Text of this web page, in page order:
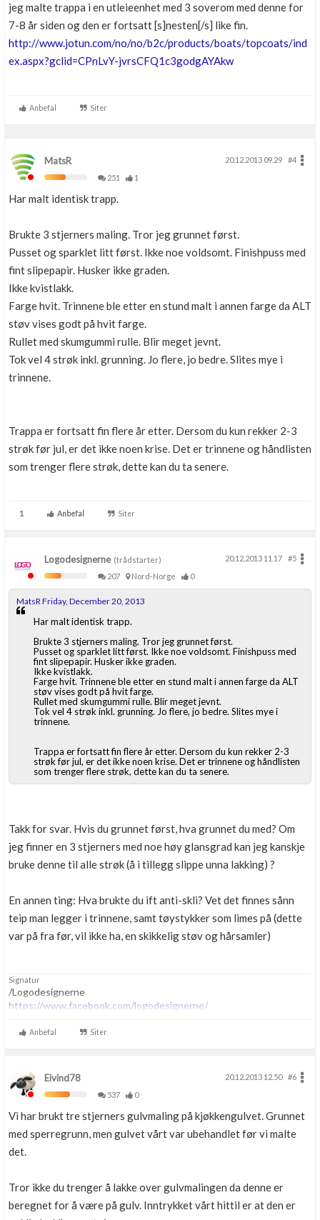
jeg malte trappa i en utleieenhet med 3 soverom med denne for
7-8 år siden og den er fortsatt [s]nesten[/s] like fin.
http://www.jotun.com/no/no/b2c/products/boats/topcoats/ind
ex.aspx?gclid=CPnLvY-jvrsCFQ1c3godgAYAkw
Anbefal Siter
MatsR 20.12.2013 09.29
#4
251
1
Har malt identisk trapp.
Brukte 3 stjerners maling. Tror jeg grunnet først.
Pusset og sparklet litt først. Ikke noe voldsomt. Finishpuss med
fint slipepapir. Husker ikke graden.
Ikke kvistlakk.
Farge hvit. Trinnene ble etter en stund malt i annen farge da ALT
støv vises godt på hvit farge.
Rullet med skumgummi rulle. Blir meget jevnt.
Tok vel 4 strøk inkl. grunning. Jo flere, jo bedre. Slites mye i
trinnene.
Trappa er fortsatt fin flere år etter. Dersom du kun rekker 2-3
strøk før jul, er det ikke noen krise. Det er trinnene og håndlisten
som trenger flere strøk, dette kan du ta senere.
1 Anbefal Siter
Logodesignerne(trådstarter) 20.12.2013 11.17
#5
207
Nord-Norge 0
MatsR Friday, December 20, 2013
Har malt identisk trapp.
Brukte 3 stjerners maling. Tror jeg grunnet først.
Pusset og sparklet litt først. Ikke noe voldsomt. Finishpuss med
fint slipepapir. Husker ikke graden.
Ikke kvistlakk.
Farge hvit. Trinnene ble etter en stund malt i annen farge da ALT
støv vises godt på hvit farge.
Rullet med skumgummi rulle. Blir meget jevnt.
Tok vel 4 strøk inkl. grunning. Jo flere, jo bedre. Slites mye i
trinnene.
Trappa er fortsatt fin flere år etter. Dersom du kun rekker 2-3
strøk før jul, er det ikke noen krise. Det er trinnene og håndlisten
som trenger flere strøk, dette kan du ta senere.
Takk for svar. Hvis du grunnet først, hva grunnet du med? Om
jeg finner en 3 stjerners med noe høy glansgrad kan jeg kanskje
bruke denne til alle strøk (å i tillegg slippe unna lakking) ?
En annen ting: Hva brukte du ift anti-skli? Vet det finnes sånn
teip man legger i trinnene, samt tøystykker som limes på (dette
var på fra før, vil ikke ha, en skikkelig støv og hårsamler)
Signatur
/Logodesignerne
https://www.facebook.com/logodesignerne/
Anbefal Siter
Eivind78 20.12.2013 12.50
#6
537
0
Vi har brukt tre stjerners gulvmaling på kjøkkengulvet. Grunnet
med sperregrunn, men gulvet vårt var ubehandlet før vi malte
det.
Tror ikke du trenger å lakke over gulvmalingen da denne er
beregnet for å være på gulv. Inntrykket vårt hittil er at den er